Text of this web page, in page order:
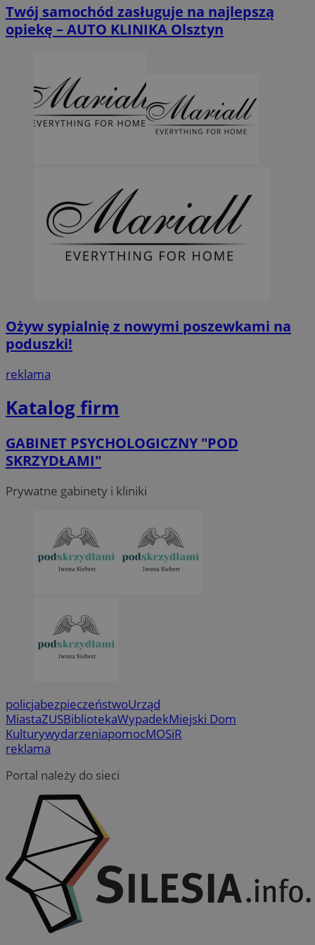
Twój samochód zasługuje na najlepszą
opiekę – AUTO KLINIKA Olsztyn
Ożyw sypialnię z nowymi poszewkami na
poduszki!
reklama
Katalog firm
GABINET PSYCHOLOGICZNY "POD
SKRZYDŁAMI"
Prywatne gabinety i kliniki
policjabezpieczeństwoUrząd
MiastaZUSBibliotekaWypadekMiejski Dom
KulturywydarzeniapomocMOSiR
reklama
Portal należy do sieci